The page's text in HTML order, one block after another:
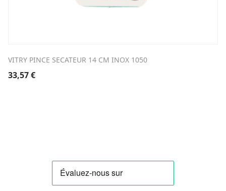
VITRY PINCE SECATEUR 14 CM INOX 1050
33,57€